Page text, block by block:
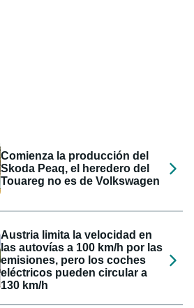
Comienza la producción del
Skoda Peaq, el heredero del
Touareg no es de Volkswagen
Austria limita la velocidad en
las autovías a 100 km/h por las
emisiones, pero los coches
eléctricos pueden circular a
130 km/h